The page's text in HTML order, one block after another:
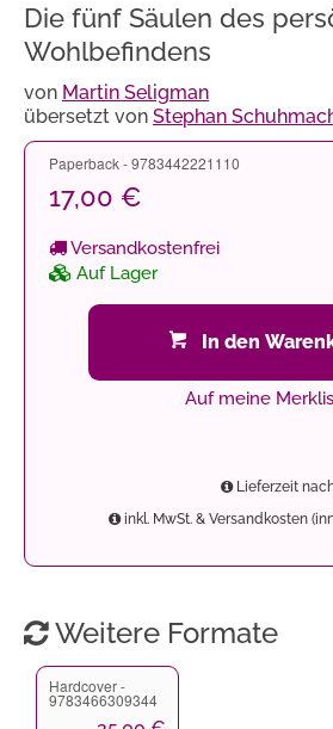
Die fünf Säulen des
Wohlbefindens
von Martin Seligman
übersetzt von Stephan
Paperback - 9783442221110
17,00 €
Versandkostenfrei
Auf Lager
In den
Auf meine
Lieferzeit nach
inkl. MwSt. & Versandkosten
Weitere Formate
Hardcover -
9783466309344